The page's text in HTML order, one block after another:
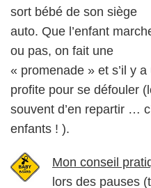
sort bébé de son siège
auto. Que l’enfant
ou pas, on fait une
« promenade » et s’il y
profite pour se défouler
souvent d’en repartir …
enfants ! ).
Mon conseil
lors des pauses